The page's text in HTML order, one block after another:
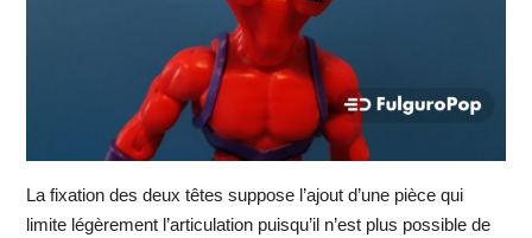
La fixation des deux têtes suppose l’ajout d’une pièce qui
limite légèrement l’articulation puisqu’il n’est plus possible de